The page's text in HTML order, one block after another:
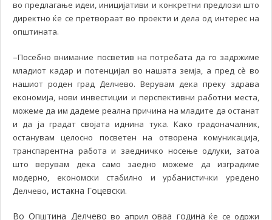
во предлагање идеи, иницијативи и конкретни предлози што
директно ќе се претвораат во проекти и дела од интерес на
општината.
–Посебно внимание посветив на потребата да го задржиме
младиот кадар и потенцијал во нашата земја, а пред сè во
нашиот роден град Делчево. Верувам дека преку здрава
економија, нови инвестиции и перспективни работни места,
можеме да им дадеме реална причина на младите да останат
и да ја градат својата иднина тука. Како градоначалник,
останувам целосно посветен на отворена комуникација,
транспарентна работа и заедничко носење одлуки, затоа
што верувам дека само заедно можеме да изградиме
модерно, економски стабилно и урбанистички уредено
Делчево, истакна Гоцевски.
Во Општина Делчево во априловаа година ќе се одржи